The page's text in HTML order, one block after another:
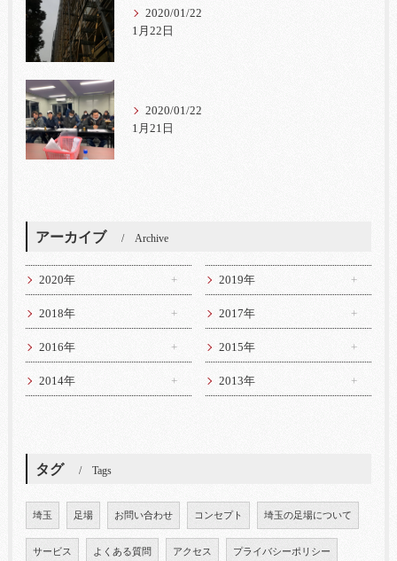
2020/01/22
1月22日
2020/01/22
1月21日
アーカイブ Archive
2020年 2019年
2018年 2017年
2016年 2015年
2014年 2013年
タグ Tags
埼玉 足場 お問い合わせ コンセプト 埼玉の足場について
サービス よくある質問 アクセス プライバシーポリシー